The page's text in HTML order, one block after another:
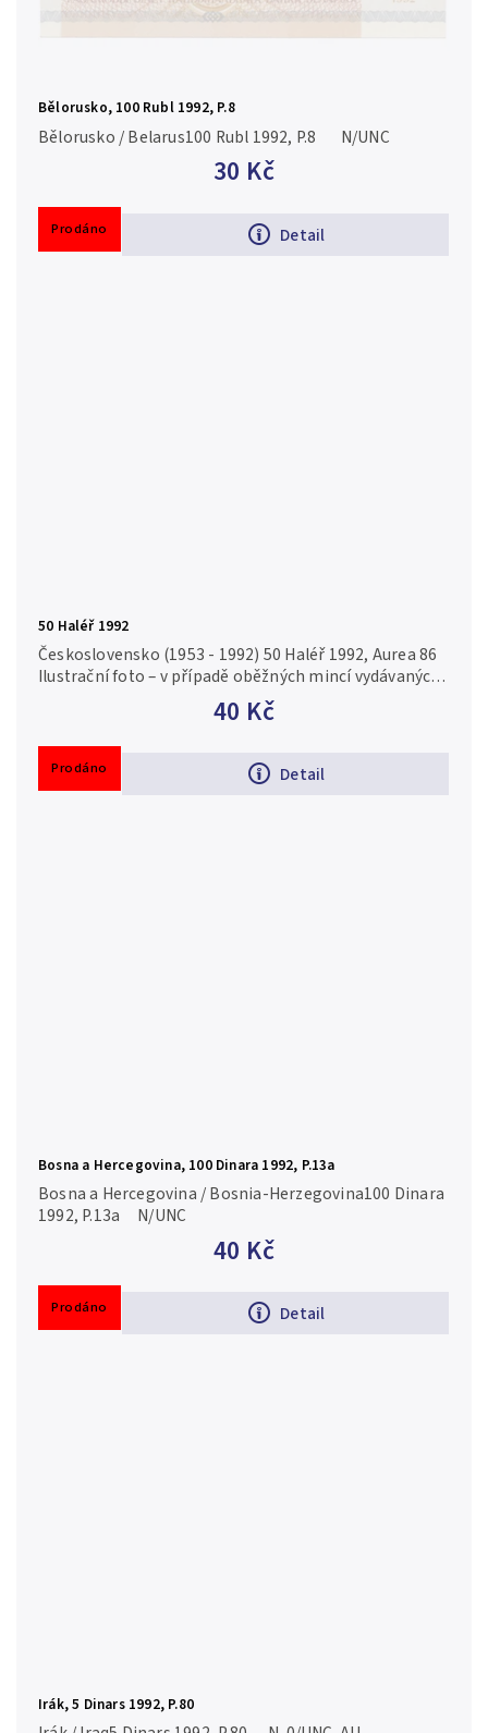
Bělorusko, 100 Rubl 1992, P.8
30 Kč
Detail
Bělorusko / Belarus100 Rubl 1992, P.8 N/UNC
Prodáno
50 Haléř 1992
40 Kč
Detail
Československo (1953 - 1992) 50 Haléř 1992, Aurea 86
Ilustrační foto – v případě oběžných mincí vydávaných
ve vysokých nákladech nebo v případě investičních
Prodáno
Bosna a Hercegovina, 100 Dinara 1992, P.13a
40 Kč
Detail
Bosna a Hercegovina / Bosnia-Herzegovina100 Dinara
1992, P.13a N/UNC
Prodáno
Irák, 5 Dinars 1992, P.80